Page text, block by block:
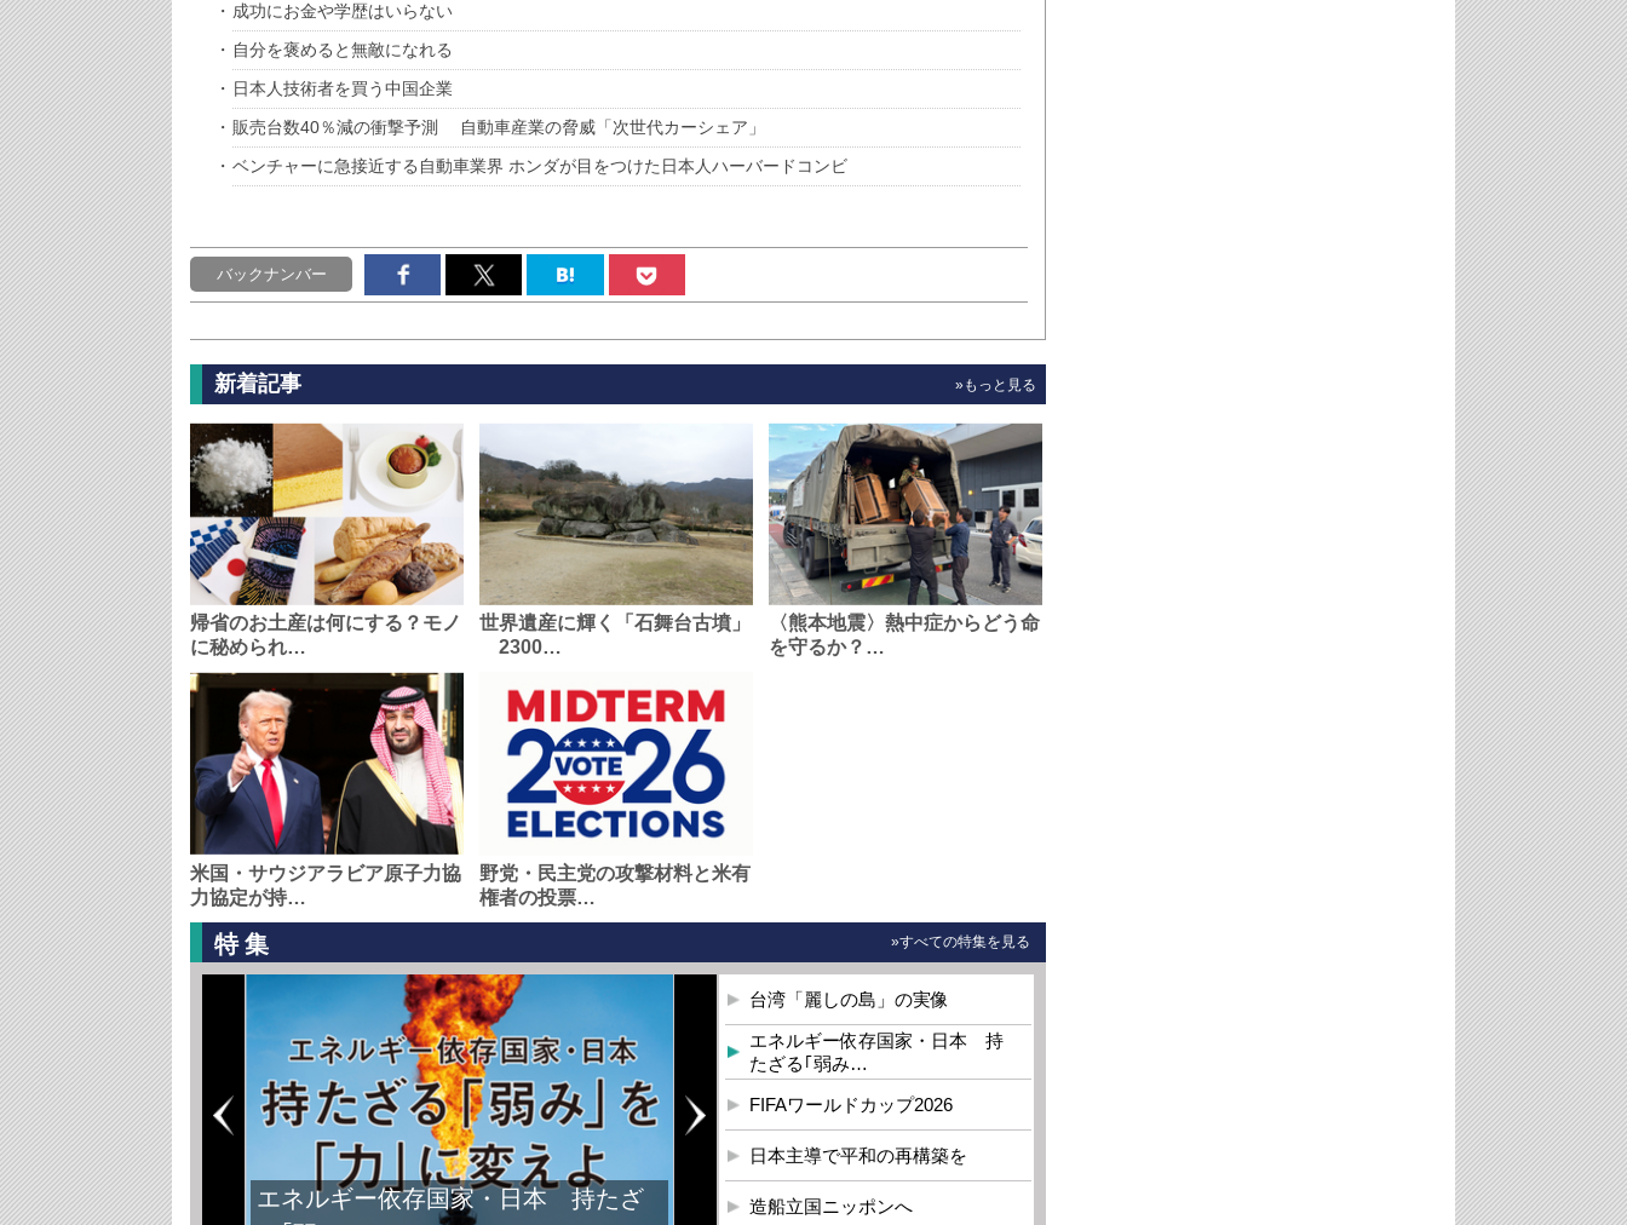
成功にお金や学歴はいらない
自分を褒めると無敵になれる
日本人技術者を買う中国企業
販売台数40％減の衝撃予測 自動車産業の脅威「次世代カーシェア」
ベンチャーに急接近する自動車業界 ホンダが目をつけた日本人ハーバードコンビ
バックナンバー
新着記事 »もっと見る
帰省のお土産は何にする？モノ
に秘められ…
世界遺産に輝く「石舞台古墳」
2300…
〈熊本地震〉熱中症からどう命
を守るか？…
米国・サウジアラビア原子力協
力協定が持…
野党・民主党の攻撃材料と米有
権者の投票…
特集 »すべての特集を見る
エネルギー依存国家・日本 持たざ
台湾「麗しの島」の実像
エネルギー依存国家・日本 持
たざる｢弱み…
FIFAワールドカップ2026
日本主導で平和の再構築を
造船立国ニッポンへ